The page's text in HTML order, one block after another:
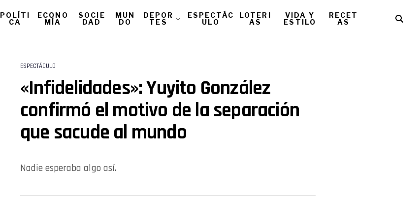
POLÍTI
CA
ECONO
MÍA
SOCIE
DAD
MUN
DO
DEPOR
TES
ESPECTÁC
ULO
LOTERI
AS
VIDA Y
ESTILO
RECET
AS
ESPECTÁCULO
«Infidelidades»: Yuyito González
confirmó el motivo de la separación
que sacude al mundo
Nadie esperaba algo así.